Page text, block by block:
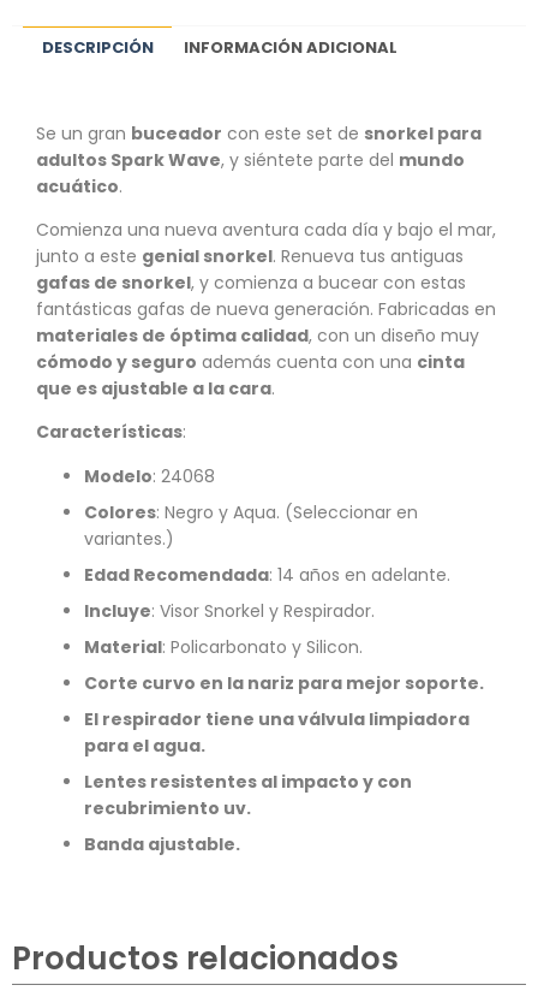
DESCRIPCIÓN INFORMACIÓN ADICIONAL
Se un gran buceador con este set de snorkel para
adultos Spark Wave, y siéntete parte del mundo
acuático.
Comienza una nueva aventura cada día y bajo el mar,
junto a este genial snorkel. Renueva tus antiguas
gafas de snorkel, y comienza a bucear con estas
fantásticas gafas de nueva generación. Fabricadas en
materiales de óptima calidad, con un diseño muy
cómodo y seguro además cuenta con una cinta
que es ajustable a la cara.
Características:
Modelo: 24068
Colores: Negro y Aqua. (Seleccionar en
variantes.)
Edad Recomendada: 14 años en adelante.
Incluye: Visor Snorkel y Respirador.
Material: Policarbonato y Silicon.
Corte curvo en la nariz para mejor soporte.
El respirador tiene una válvula limpiadora
para el agua.
Lentes resistentes al impacto y con
recubrimiento uv.
Banda ajustable.
Productos relacionados